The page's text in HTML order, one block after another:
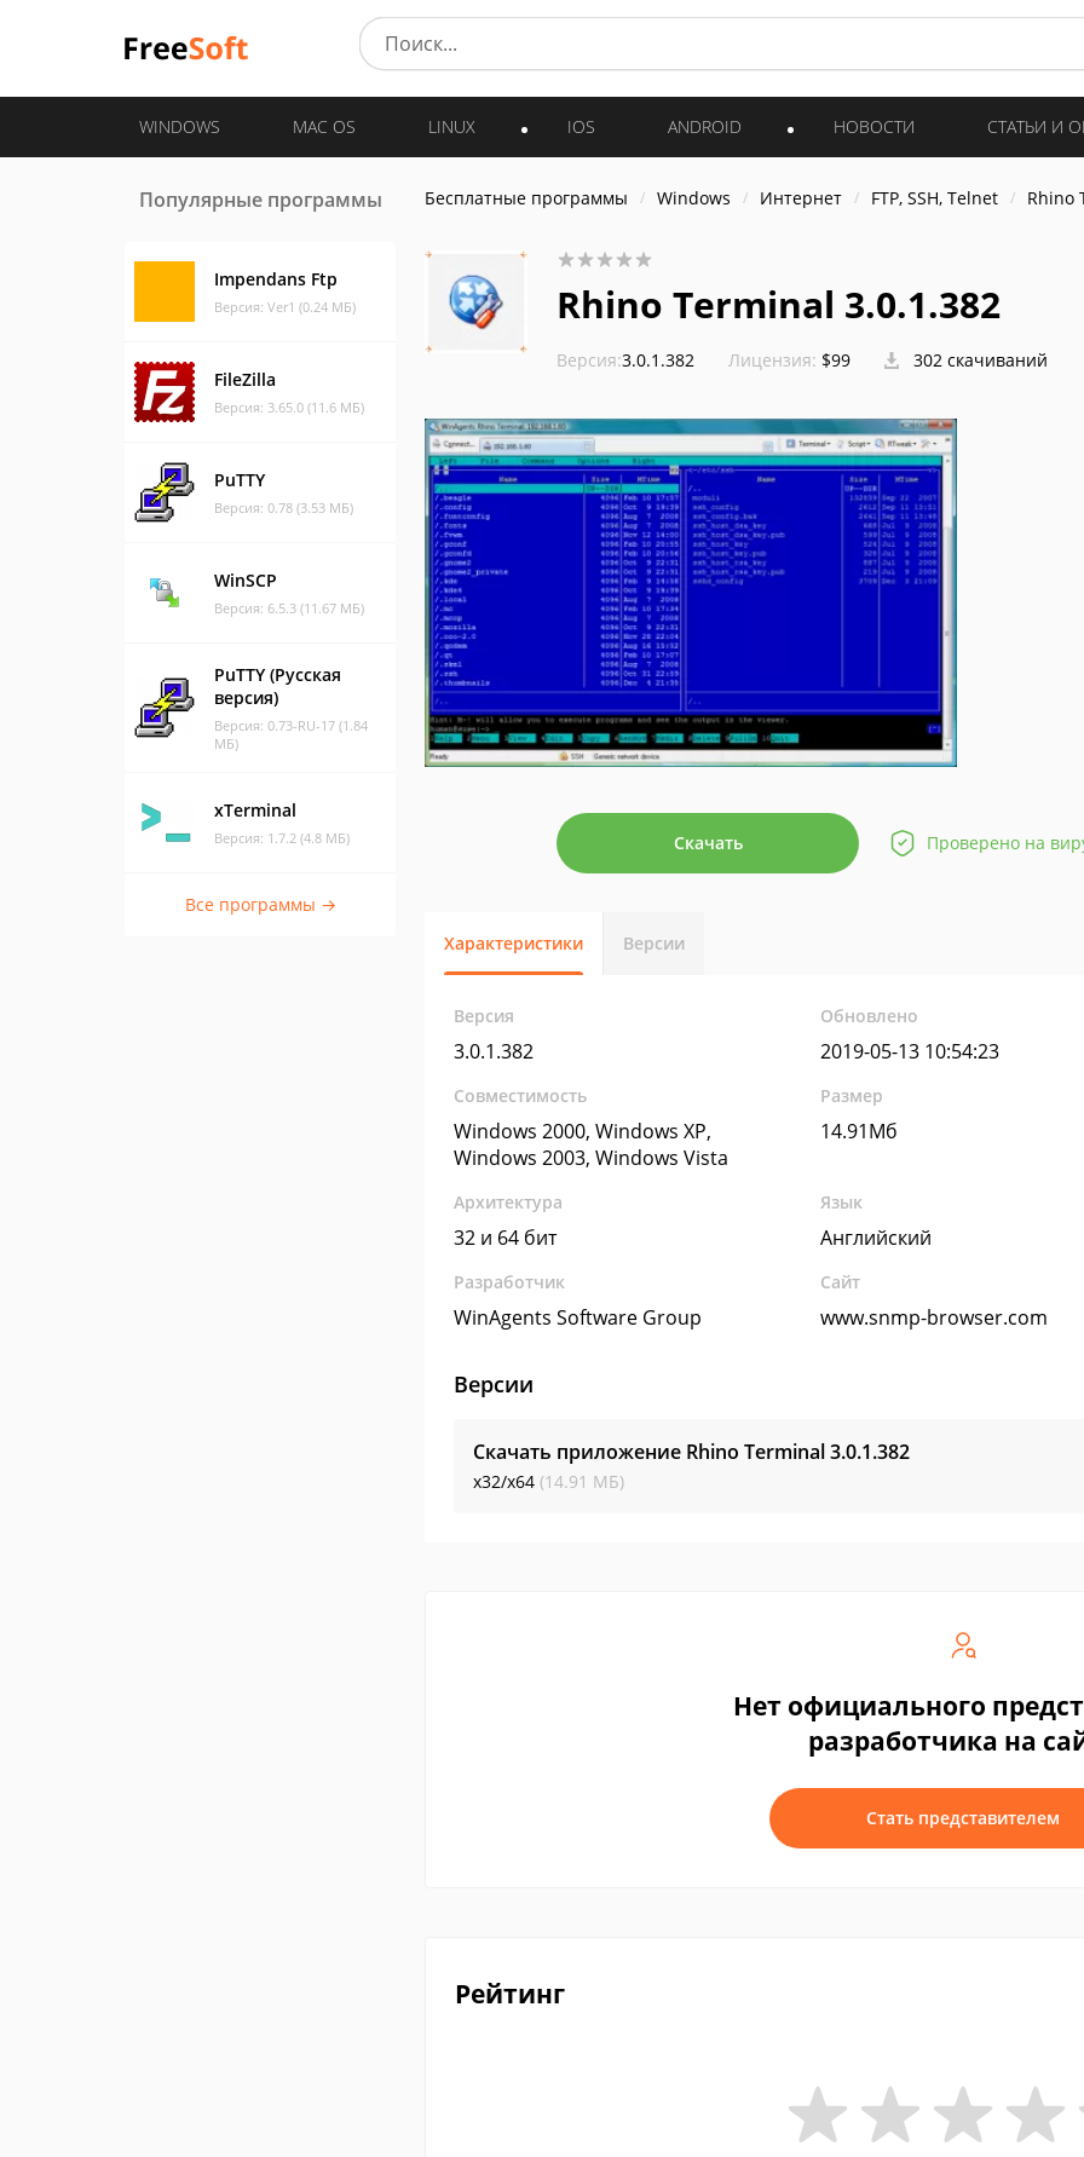
WINDOWS MAC OS LINUX IOS ANDROID НОВОСТИ СТАТЬИ И
Популярные программы
Impendans Ftp
Версия: Ver1 (0.24 МБ)
FileZilla
Версия: 3.65.0 (11.6 МБ)
PuTTY
Версия: 0.78 (3.53 МБ)
WinSCP
Версия: 6.5.3 (11.67 МБ)
PuTTY (Русская
версия)
Версия: 0.73-RU-17 (1.84
МБ)
xTerminal
Версия: 1.7.2 (4.8 МБ)
Все программы →
Бесплатные программы Windows Интернет FTP, SSH, Telnet Rhino
Rhino Terminal 3.0.1.382
Версия:3.0.1.382 Лицензия: $99 302 скачиваний
Скачать Проверено на
Характеристики Версии
Версия
3.0.1.382
Обновлено
2019-05-13 10:54:23
Совместимость
Windows 2000, Windows XP,
Windows 2003, Windows Vista
Размер
14.91Мб
Архитектура
32 и 64 бит
Язык
Английский
Разработчик
WinAgents Software Group
Сайт
www.snmp-browser.com
Версии
Скачать приложение Rhino Terminal3.0.1.382
x32/x64 (14.91 МБ)
Нет официального
разработчика на
Стать представителем
Рейтинг